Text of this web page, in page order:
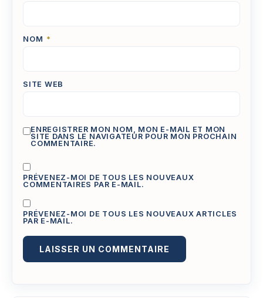
NOM *
SITE WEB
ENREGISTRER MON NOM, MON E-MAIL ET MON
SITE DANS LE NAVIGATEUR POUR MON PROCHAIN
COMMENTAIRE.
PRÉVENEZ-MOI DE TOUS LES NOUVEAUX
COMMENTAIRES PAR E-MAIL.
PRÉVENEZ-MOI DE TOUS LES NOUVEAUX ARTICLES
PAR E-MAIL.